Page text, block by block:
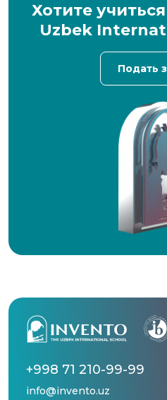
Хотите
Uzbek
Подать
+998 71 210-99-99
info@invento.uz